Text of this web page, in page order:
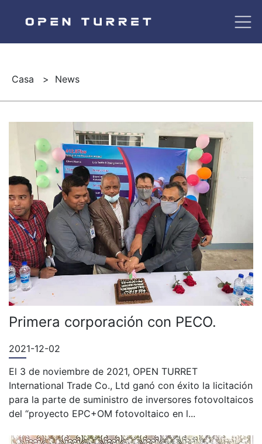
Casa > News
Primera corporación con PECO.
2021-12-02
El 3 de noviembre de 2021, OPEN TURRET
International Trade Co., Ltd ganó con éxito la licitación
para la parte de suministro de inversores fotovoltaicos
del “proyecto EPC+OM fotovoltaico en l...